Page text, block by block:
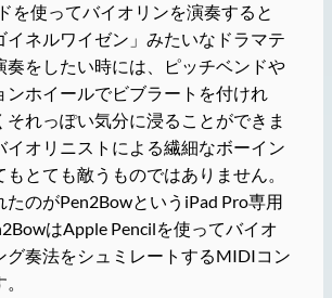
を使ってバイオリンを演奏すると
イネルワイゼン」みたいなドラマテ
奏をしたい時には、ピッチベンドや
ンホイールでビブラートを付けれ
それっぽい気分に浸ることができま
イオリニストによる繊細なボーイン
とても敵うものではありません。
たのがPen2BowというiPad Pro専用
はApple Pencilを使ってバイオ
グ奏法をシュミレートするMIDIコン